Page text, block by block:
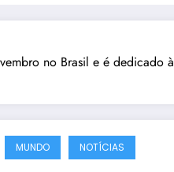
no Brasil e é dedicado
MUNDO NOTÍCIAS